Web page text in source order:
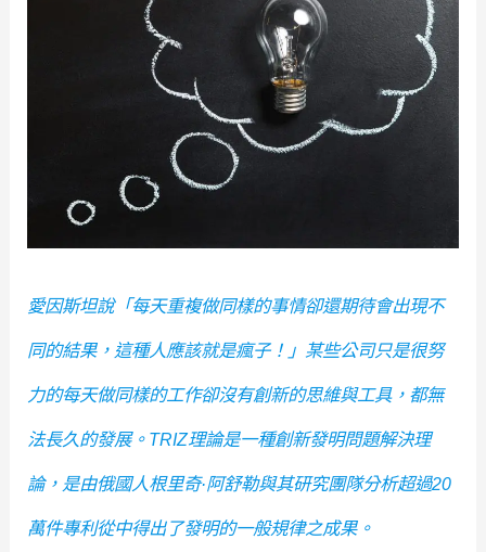
愛因斯坦說「每天重複做同樣的事情卻還期待會出現不
同的結果，這種人應該就是瘋子！」某些公司只是很努
力的每天做同樣的工作卻沒有創新的思維與工具，都無
法長久的發展。TRIZ理論是一種創新發明問題解決理
論，是由俄國人根里奇·阿舒勒與其研究團隊分析超過20
萬件專利從中得出了發明的一般規律之成果。